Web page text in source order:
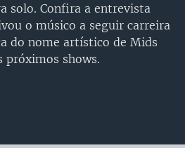
solo. Confira a entrevista
o músico a seguir carreira
do nome artístico de Mids
próximos shows.